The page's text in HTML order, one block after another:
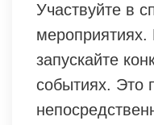
Участвуйте в
мероприятиях.
запускайте
событиях. Это